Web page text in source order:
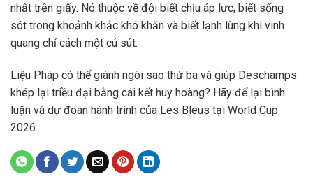
nhất trên giấy. Nó thuộc về đội biết chịu áp lực, biết sống
sót trong khoảnh khắc khó khăn và biết lạnh lùng khi vinh
quang chỉ cách một cú sút.
Liệu Pháp có thể giành ngôi sao thứ ba và giúp Deschamps
khép lại triều đại bằng cái kết huy hoàng? Hãy để lại bình
luận và dự đoán hành trình của Les Bleus tại World Cup
2026.